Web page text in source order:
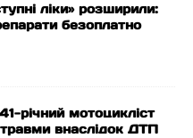
ліки» розширили:
безоплатно
річний мотоцикліст
внаслідок ДТП